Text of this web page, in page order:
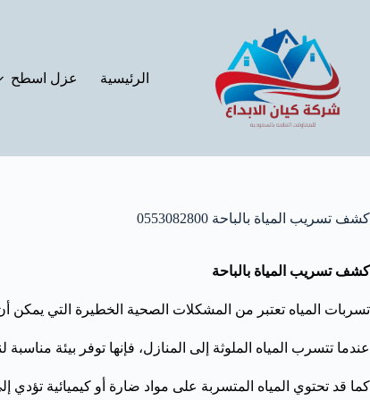
الرئيسية عزل اسطح
كشف تسريب المياة بالباحة 0553082800
كشف تسريب المياة بالباحة
تسربات المياه تعتبر من المشكلات الصحية الخطيرة التي يمكن
عندما تتسرب المياه الملوثة إلى المنازل، فإنها توفر بيئة
كما قد تحتوي المياه المتسربة على مواد ضارة أو كيميائية تؤدي